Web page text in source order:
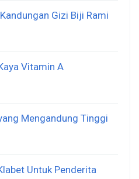
Gizi Biji Rami
Vitamin A
Mengandung Tinggi
Untuk Penderita